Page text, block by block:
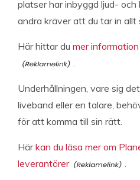
platser har inbyggd ljud- och
andra kräver att du tar in allt
Här hittar du mer
.
Underhållningen, vare sig
liveband eller en talare,
för att komma till sin rätt.
Härkan du läsa mer om
leverantörer
.